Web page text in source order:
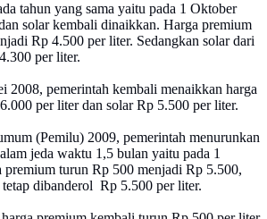
tahun yang sama yaitu pada 1 Oktober
solar kembali dinaikkan. Harga premium
Rp 4.500 per liter. Sedangkan solar dari
per liter.
2008, pemerintah kembali menaikkan harga
per liter dan solar Rp 5.500 per liter.
(Pemilu) 2009, pemerintah menurunkan
jeda waktu 1,5 bulan yaitu pada 1
premium turun Rp 500 menjadi Rp 5.500,
tetap dibanderol Rp 5.500 per liter.